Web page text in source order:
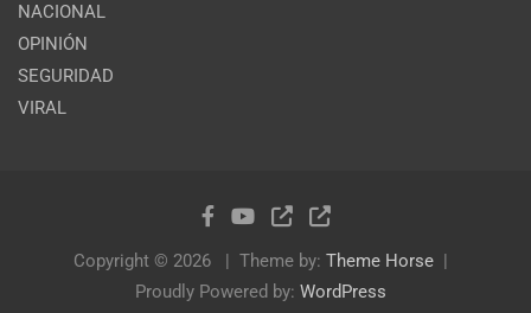
NACIONAL
OPINIÓN
SEGURIDAD
VIRAL
Copyright © 2026 Theme by: Theme Horse
Proudly Powered by: WordPress